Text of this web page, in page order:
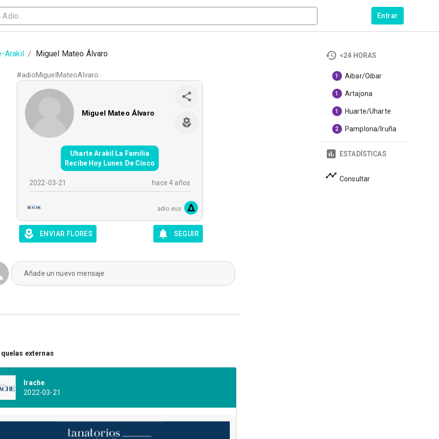
Entrar
Arakil / Miguel Mateo Álvaro
#adioMiguelMateoAlvaro
Miguel Mateo Álvaro
Uharte Arakil La Familia
Recibe Hoy Lunes De Cinco
2022-03-21 hace 4 años
adio.eus
ENVIAR FLORES SEGUIR
Añade un nuevo mensaje
externas
Irache
2022-03-21
<24 HORAS
1 Aibar/Oibar
1 Artajona
1 Huarte/Uharte
2 Pamplona/Iruña
ESTADÍSTICAS
Consultar